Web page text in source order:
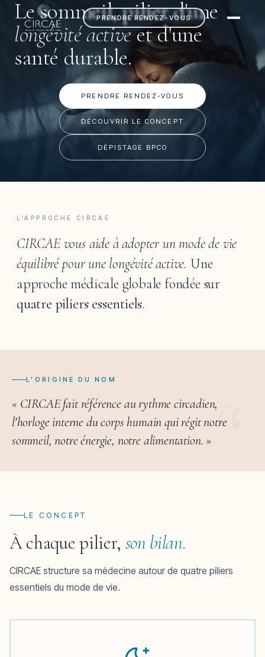
PRENDRE RENDEZ-VOUS
Le sommeil, pilier d'une
longévité activeet d'une
santé durable.
PRENDRE RENDEZ-VOUS
DÉCOUVRIR LE CONCEPT
DÉPISTAGE BPCO
L'APPROCHE CIRCAE
CIRCAE vous aide à adopter un mode de vie
équilibré pour une longévité active. Une
approche médicale globale fondée sur
quatre piliers essentiels.
L'ORIGINE DU NOM
« CIRCAE fait référence au rythme circadien,
l'horloge interne du corps humain qui régit notre
sommeil, notre énergie, notre alimentation. »
LE CONCEPT
À chaque pilier, son bilan.
CIRCAE structure sa médecine autour de quatre piliers
essentiels du mode de vie.